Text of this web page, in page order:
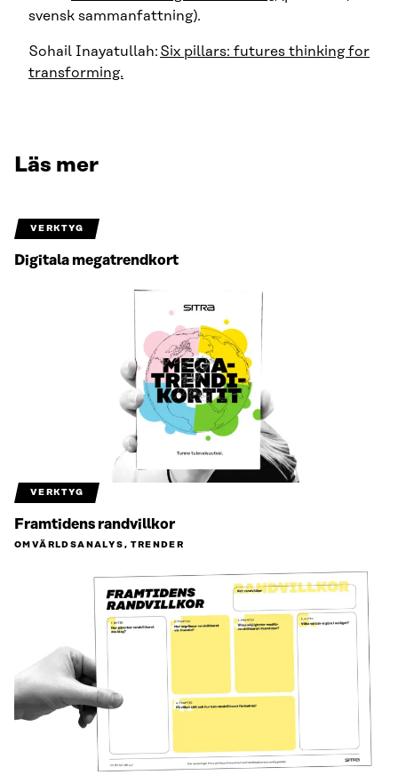
svensk sammanfattning).
Sohail Inayatullah: Six pillars: futures thinking for
transforming.
Läs mer
VERKTYG
Digitala megatrendkort
VERKTYG
Framtidens randvillkor
OMVÄRLDSANALYS, TRENDER